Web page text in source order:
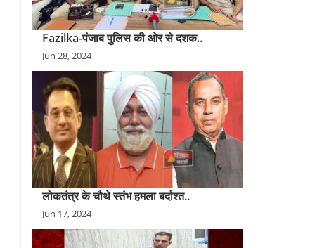
Fazilka-पंजाब पुलिस की ओर से दशक..
Jun 28, 2024
लोकतंत्र के चौथे स्तंभ हमला बर्दाश्त..
Jun 17, 2024